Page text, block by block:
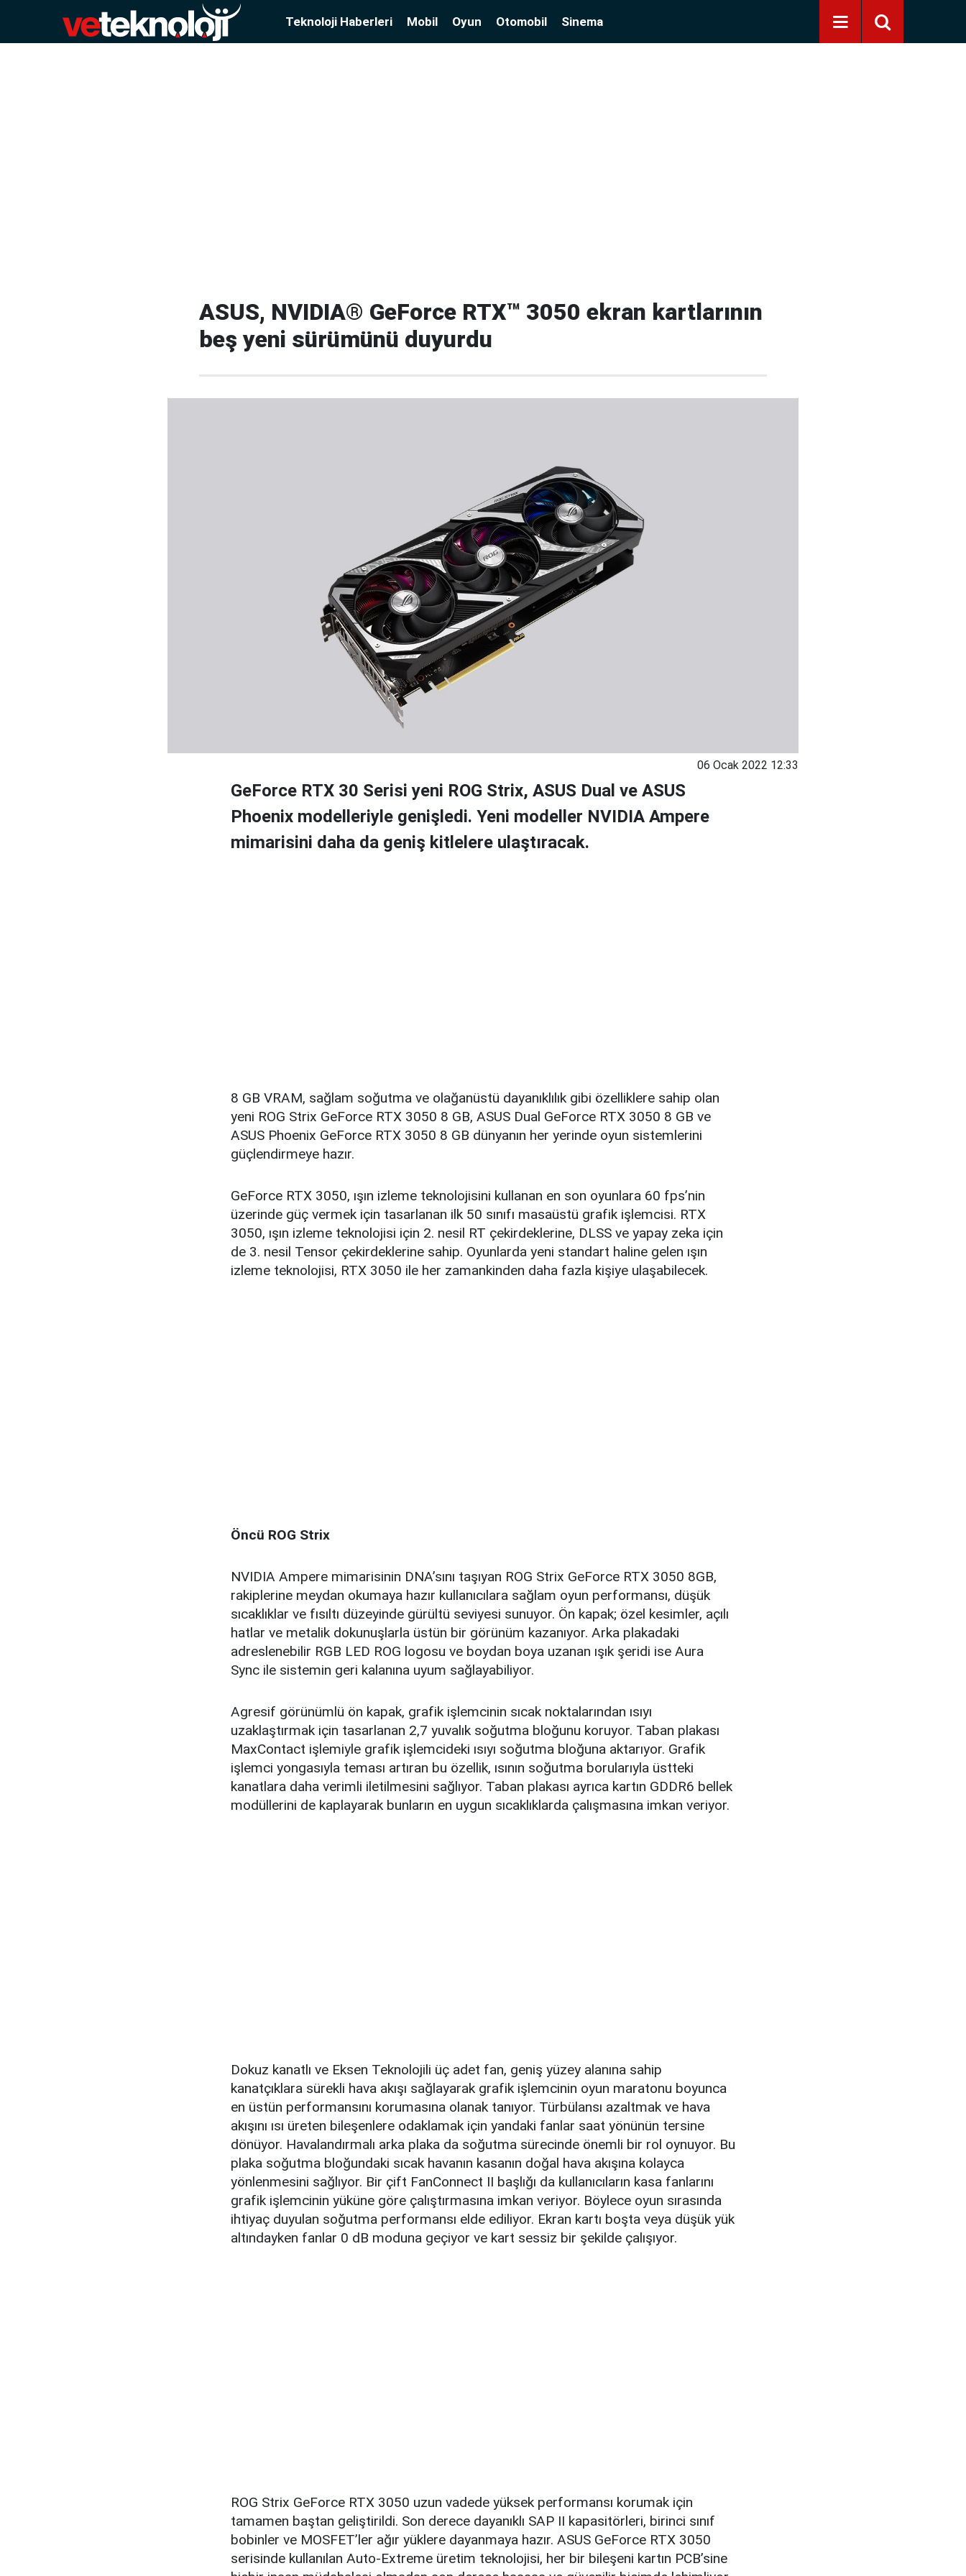
Teknoloji Haberleri Mobil Oyun Otomobil Sinema
ASUS, NVIDIA® GeForce RTX™ 3050 ekran kartlarının
beş yeni sürümünü duyurdu
06 Ocak 2022 12:33
GeForce RTX 30 Serisi yeni ROG Strix, ASUS Dual ve ASUS
Phoenix modelleriyle genişledi. Yeni modeller NVIDIA Ampere
mimarisini daha da geniş kitlelere ulaştıracak.
8 GB VRAM, sağlam soğutma ve olağanüstü dayanıklılık gibi özelliklere sahip olan
yeni ROG Strix GeForce RTX 3050 8 GB, ASUS Dual GeForce RTX 3050 8 GB ve
ASUS Phoenix GeForce RTX 3050 8 GB dünyanın her yerinde oyun sistemlerini
güçlendirmeye hazır.
GeForce RTX 3050, ışın izleme teknolojisini kullanan en son oyunlara 60 fps’nin
üzerinde güç vermek için tasarlanan ilk 50 sınıfı masaüstü grafik işlemcisi. RTX
3050, ışın izleme teknolojisi için 2. nesil RT çekirdeklerine, DLSS ve yapay zeka için
de 3. nesil Tensor çekirdeklerine sahip. Oyunlarda yeni standart haline gelen ışın
izleme teknolojisi, RTX 3050 ile her zamankinden daha fazla kişiye ulaşabilecek.
Öncü ROG Strix
NVIDIA Ampere mimarisinin DNA’sını taşıyan ROG Strix GeForce RTX 3050 8GB,
rakiplerine meydan okumaya hazır kullanıcılara sağlam oyun performansı, düşük
sıcaklıklar ve fısıltı düzeyinde gürültü seviyesi sunuyor. Ön kapak; özel kesimler, açılı
hatlar ve metalik dokunuşlarla üstün bir görünüm kazanıyor. Arka plakadaki
adreslenebilir RGB LED ROG logosu ve boydan boya uzanan ışık şeridi ise Aura
Sync ile sistemin geri kalanına uyum sağlayabiliyor.
Agresif görünümlü ön kapak, grafik işlemcinin sıcak noktalarından ısıyı
uzaklaştırmak için tasarlanan 2,7 yuvalık soğutma bloğunu koruyor. Taban plakası
MaxContact işlemiyle grafik işlemcideki ısıyı soğutma bloğuna aktarıyor. Grafik
işlemci yongasıyla teması artıran bu özellik, ısının soğutma borularıyla üstteki
kanatlara daha verimli iletilmesini sağlıyor. Taban plakası ayrıca kartın GDDR6 bellek
modüllerini de kaplayarak bunların en uygun sıcaklıklarda çalışmasına imkan veriyor.
Dokuz kanatlı ve Eksen Teknolojili üç adet fan, geniş yüzey alanına sahip
kanatçıklara sürekli hava akışı sağlayarak grafik işlemcinin oyun maratonu boyunca
en üstün performansını korumasına olanak tanıyor. Türbülansı azaltmak ve hava
akışını ısı üreten bileşenlere odaklamak için yandaki fanlar saat yönünün tersine
dönüyor. Havalandırmalı arka plaka da soğutma sürecinde önemli bir rol oynuyor. Bu
plaka soğutma bloğundaki sıcak havanın kasanın doğal hava akışına kolayca
yönlenmesini sağlıyor. Bir çift FanConnect II başlığı da kullanıcıların kasa fanlarını
grafik işlemcinin yüküne göre çalıştırmasına imkan veriyor. Böylece oyun sırasında
ihtiyaç duyulan soğutma performansı elde ediliyor. Ekran kartı boşta veya düşük yük
altındayken fanlar 0 dB moduna geçiyor ve kart sessiz bir şekilde çalışıyor.
ROG Strix GeForce RTX 3050 uzun vadede yüksek performansı korumak için
tamamen baştan geliştirildi. Son derece dayanıklı SAP II kapasitörleri, birinci sınıf
bobinler ve MOSFET’ler ağır yüklere dayanmaya hazır. ASUS GeForce RTX 3050
serisinde kullanılan Auto-Extreme üretim teknolojisi, her bir bileşeni kartın PCB’sine